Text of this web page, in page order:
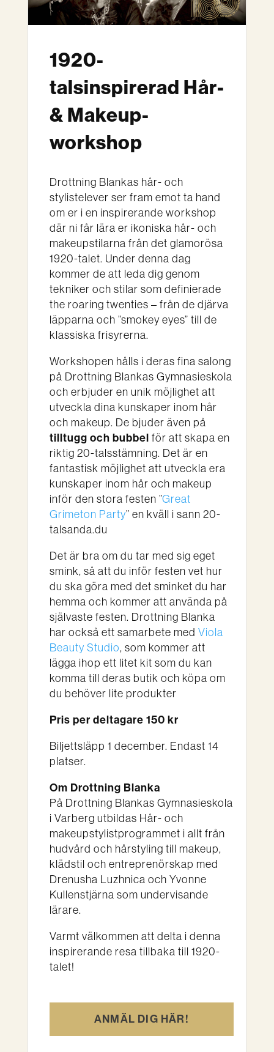
1920-
talsinspirerad Hår-
& Makeup-
workshop
Drottning Blankas hår- och
stylistelever ser fram emot ta hand
om er i en inspirerande workshop
där ni får lära er ikoniska hår- och
makeupstilarna från det glamorösa
1920-talet. Under denna dag
kommer de att leda dig genom
tekniker och stilar som definierade
the roaring twenties – från de djärva
läpparna och ”smokey eyes” till de
klassiska frisyrerna.
Workshopen hålls i deras fina salong
på Drottning Blankas Gymnasieskola
och erbjuder en unik möjlighet att
utveckla dina kunskaper inom hår
och makeup. De bjuder även på
tilltugg och bubbel för att skapa en
riktig 20-talsstämning. Det är en
fantastisk möjlighet att utveckla era
kunskaper inom hår och makeup
inför den stora festen ”Great
Grimeton Party” en kväll i sann 20-
talsanda.du
Det är bra om du tar med sig eget
smink, så att du inför festen vet hur
du ska göra med det sminket du har
hemma och kommer att använda på
självaste festen. Drottning Blanka
har också ett samarbete med Viola
Beauty Studio, som kommer att
lägga ihop ett litet kit som du kan
komma till deras butik och köpa om
du behöver lite produkter
Pris per deltagare 150 kr
Biljettsläpp 1 december. Endast 14
platser.
Om Drottning Blanka
På Drottning Blankas Gymnasieskola
i Varberg utbildas Hår- och
makeupstylistprogrammet i allt från
hudvård och hårstyling till makeup,
klädstil och entreprenörskap med
Drenusha Luzhnica och Yvonne
Kullenstjärna som undervisande
lärare.
Varmt välkommen att delta i denna
inspirerande resa tillbaka till 1920-
talet!
ANMÄL DIG HÄR!